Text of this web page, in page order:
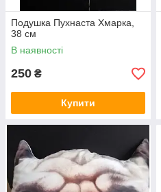
Подушка Пухнаста Хмарка,
38 см
В наявності
250 ₴
Купити